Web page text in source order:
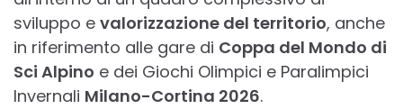
sviluppo e valorizzazione del territorio, anche
in riferimento alle gare di Coppa del Mondo di
Sci Alpino e dei Giochi Olimpici e Paralimpici
Invernali Milano-Cortina 2026.